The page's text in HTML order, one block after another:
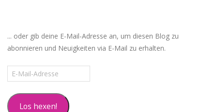
... oder gib deine E-Mail-Adresse an, um diesen Blog zu
abonnieren und Neuigkeiten via E-Mail zu erhalten.
E-
Mail-
Los hexen!